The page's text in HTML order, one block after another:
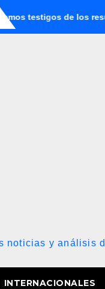
de los resultados’
noticias y análisis
INTERNACIONALES